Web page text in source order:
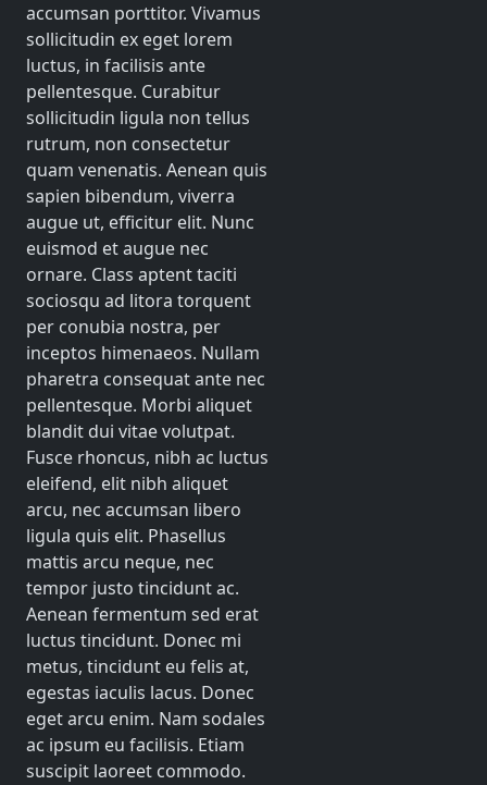
accumsan porttitor. Vivamus
sollicitudin ex eget lorem
luctus, in facilisis ante
pellentesque. Curabitur
sollicitudin ligula non tellus
rutrum, non consectetur
quam venenatis. Aenean quis
sapien bibendum, viverra
augue ut, efficitur elit. Nunc
euismod et augue nec
ornare. Class aptent taciti
sociosqu ad litora torquent
per conubia nostra, per
inceptos himenaeos. Nullam
pharetra consequat ante nec
pellentesque. Morbi aliquet
blandit dui vitae volutpat.
Fusce rhoncus, nibh ac luctus
eleifend, elit nibh aliquet
arcu, nec accumsan libero
ligula quis elit. Phasellus
mattis arcu neque, nec
tempor justo tincidunt ac.
Aenean fermentum sed erat
luctus tincidunt. Donec mi
metus, tincidunt eu felis at,
egestas iaculis lacus. Donec
eget arcu enim. Nam sodales
ac ipsum eu facilisis. Etiam
suscipit laoreet commodo.